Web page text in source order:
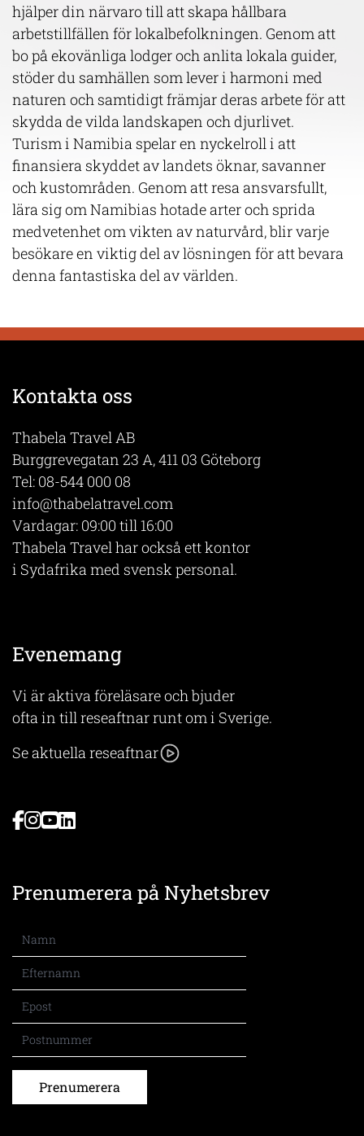
hjälper din närvaro till att skapa hållbara
arbetstillfällen för lokalbefolkningen. Genom att
bo på ekovänliga lodger och anlita lokala guider,
stöder du samhällen som lever i harmoni med
naturen och samtidigt främjar deras arbete för att
skydda de vilda landskapen och djurlivet.
Turism i Namibia spelar en nyckelroll i att
finansiera skyddet av landets öknar, savanner
och kustområden. Genom att resa ansvarsfullt,
lära sig om Namibias hotade arter och sprida
medvetenhet om vikten av naturvård, blir varje
besökare en viktig del av lösningen för att bevara
denna fantastiska del av världen.
Kontakta oss
Thabela Travel AB
Burggrevegatan 23 A, 411 03 Göteborg
Tel: 08-544 000 08
info@thabelatravel.com
Vardagar: 09:00 till 16:00
Thabela Travel har också ett kontor
i Sydafrika med svensk personal.
Evenemang
Vi är aktiva föreläsare och bjuder
ofta in till reseaftnar runt om i Sverige.
Se aktuella reseaftnar
Prenumerera på Nyhetsbrev
Prenumerera